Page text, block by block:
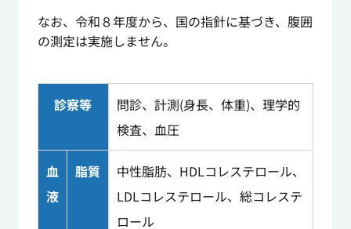
なお、令和８年度から、国の指針に基づき、腹囲
の測定は実施しません。
診察等
問診、計測(身長、体重)、理学的
検査、血圧
血
液
脂質
中性脂肪、HDLコレステロール、
LDLコレステロール、総コレステ
ロール